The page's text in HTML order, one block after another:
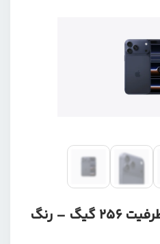
آیفون 17 پرو مکس ظرفیت 256 گیگ – رنگ